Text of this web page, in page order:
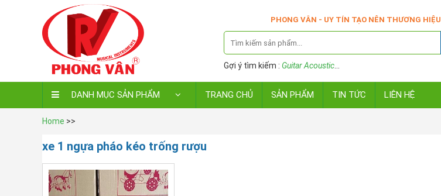
PHONG VÂN - UY TÍN TẠO NÊN THƯƠNG HIỆU
Gợi ý tìm kiếm : Guitar Acoustic
DANH MỤC SẢN PHẨM TRANG CHỦ SẢN PHẨM TIN TỨC LIÊN HỆ
Home >>
xe 1 ngựa pháo kéo trống rượu